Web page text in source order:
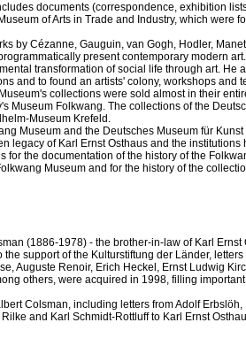
documents (correspondence, exhibition
of Arts in Trade and Industry, which were
by Cézanne, Gauguin, van Gogh, Hodler,
present contemporary modern
transformation of social life through art. He
and to found an artists' colony, workshops and
collections were sold almost in their
Museum Folkwang. The collections of the
Museum Krefeld.
Museum and the Deutsches Museum für
legacy of Karl Ernst Osthaus and the institutions
the documentation of the history of the
Museum and for the history of the
(1886-1978) - the brother-in-law of Karl Ernst
support of the Kulturstiftung der Länder,
Auguste Renoir, Erich Heckel, Ernst Ludwig
others, were acquired in 1998, filling
Colsman, including letters from Adolf
and Karl Schmidt-Rottluff to Karl Ernst